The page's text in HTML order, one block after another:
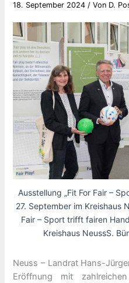
18. September 2024 / Von D.
Ausstellung „Fit For Fair –
27. September im Kreishaus
Fair – Sport trifft fairen
Kreishaus NeussS.
Neuss – Landrat Hans-
Eröffnung mit zahlreichen